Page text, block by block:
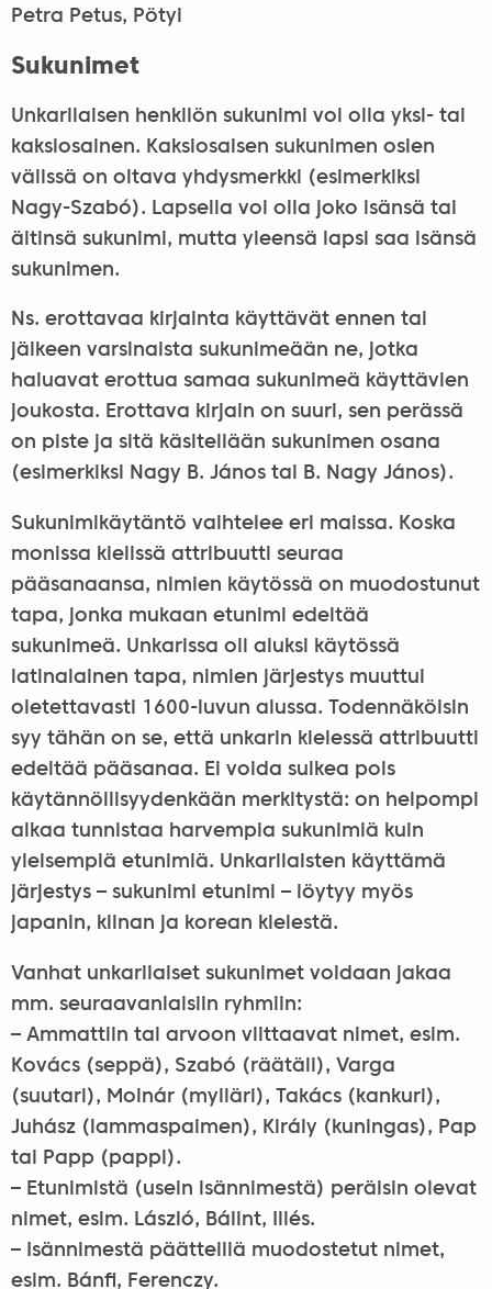
Petra Petus, Pötyi
Sukunimet
Unkarilaisen henkilön sukunimi voi olla yksi- tai
kaksiosainen. Kaksiosaisen sukunimen osien
välissä on oltava yhdysmerkki (esimerkiksi
Nagy-Szabó). Lapsella voi olla joko isänsä tai
äitinsä sukunimi, mutta yleensä lapsi saa isänsä
sukunimen.
Ns. erottavaa kirjainta käyttävät ennen tai
jälkeen varsinaista sukunimeään ne, jotka
haluavat erottua samaa sukunimeä käyttävien
joukosta. Erottava kirjain on suuri, sen perässä
on piste ja sitä käsitellään sukunimen osana
(esimerkiksi Nagy B. János tai B. Nagy János).
Sukunimikäytäntö vaihtelee eri maissa. Koska
monissa kielissä attribuutti seuraa
pääsanaansa, nimien käytössä on muodostunut
tapa, jonka mukaan etunimi edeltää
sukunimeä. Unkarissa oli aluksi käytössä
latinalainen tapa, nimien järjestys muuttui
oletettavasti 1600-luvun alussa. Todennäköisin
syy tähän on se, että unkarin kielessä attribuutti
edeltää pääsanaa. Ei voida sulkea pois
käytännöllisyydenkään merkitystä: on helpompi
alkaa tunnistaa harvempia sukunimiä kuin
yleisempiä etunimiä. Unkarilaisten käyttämä
järjestys – sukunimi etunimi – löytyy myös
japanin, kiinan ja korean kielestä.
Vanhat unkarilaiset sukunimet voidaan jakaa
mm. seuraavanlaisiin ryhmiin:
– Ammattiin tai arvoon viittaavat nimet, esim.
Kovács (seppä), Szabó (räätäli), Varga
(suutari), Molnár (mylläri), Takács (kankuri),
Juhász (lammaspaimen), Király (kuningas), Pap
tai Papp (pappi).
– Etunimistä (usein isännimestä) peräisin olevat
nimet, esim. László, Bálint, Illés.
– Isännimestä päätteillä muodostetut nimet,
esim. Bánfi, Ferenczy.